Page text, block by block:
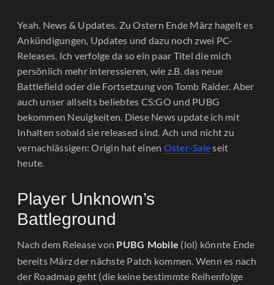
Yeah. News & Updates. Zu Ostern Ende März hagelt es
Ankündigungen, Updates und dazu noch zwei PC-
Releases. Ich verfolge da so ein paar Titel die mich
persönlich mehr interessieren, wie z.B. das neue
Battlefield oder die Fortsetzung von Tomb Raider. Aber
auch unser allseits beliebtes CS:GO und PUBG
bekommen Neuigkeiten. Diese News update ich mit
Inhalten sobald sie released sind. Ach und nicht zu
vernachlässigen: Origin hat einen Oster-Saleseit
heute.
Player Unknown’s
Battleground
Nach dem Release von PUBG Mobile (lol) könnte Ende
bereits März der nächste Patch kommen. Wenn es nach
der Roadmap geht (die keine bestimmte Reihenfolge